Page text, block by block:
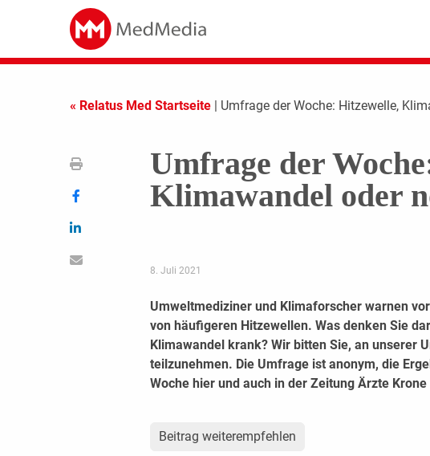
« Relatus Med Startseite | Umfrage der Woche: Hitzewelle,
Umfrage der
Klimawandel oder
8. Juli 2021
Umweltmediziner und Klimaforscher warnen
von häufigeren Hitzewellen. Was denken Sie
Klimawandel krank? Wir bitten Sie, an unserer
teilzunehmen. Die Umfrage ist anonym, die
Woche hier und auch in der Zeitung Ärzte
Beitrag weiterempfehlen